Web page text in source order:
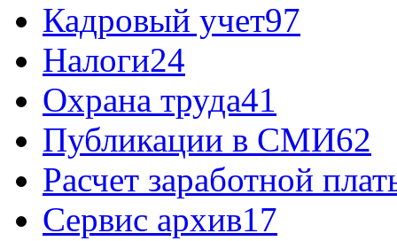
Кадровый учет97
Налоги24
Охрана труда41
Публикации в СМИ62
Расчет заработной
Сервис архив17